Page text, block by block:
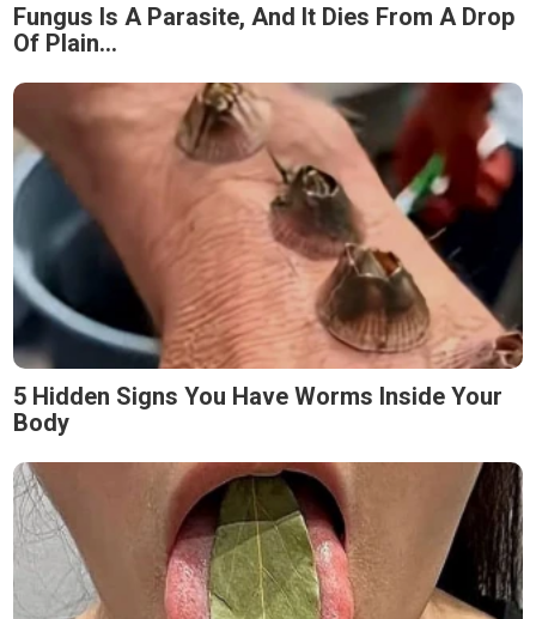
Fungus Is A Parasite, And It Dies From A Drop
Of Plain...
5 Hidden Signs You Have Worms Inside Your
Body